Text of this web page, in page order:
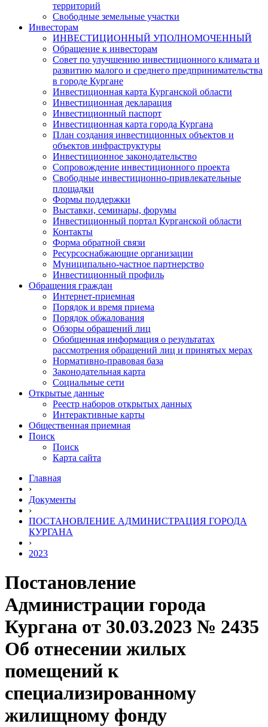
территорий
Свободные земельные участки
Инвесторам
ИНВЕСТИЦИОННЫЙ УПОЛНОМОЧЕННЫЙ
Обращение к инвесторам
Совет по улучшению инвестиционного климата и
развитию малого и среднего предпринимательства
в городе Кургане
Инвестиционная карта Курганской области
Инвестиционная декларация
Инвестиционный паспорт
Инвестиционная карта города Кургана
План создания инвестиционных объектов и
объектов инфраструктуры
Инвестиционное законодательство
Сопровождение инвестиционного проекта
Свободные инвестиционно-привлекательные
площадки
Формы поддержки
Выставки, семинары, форумы
Инвестиционный портал Курганской области
Контакты
Форма обратной связи
Ресурсоснабжающие организации
Муниципально-частное партнерство
Инвестиционный профиль
Обращения граждан
Интернет-приемная
Порядок и время приема
Порядок обжалования
Обзоры обращений лиц
Обобщенная информация о результатах
рассмотрения обращений лиц и принятых мерах
Нормативно-правовая база
Законодательная карта
Социальные сети
Открытые данные
Реестр наборов открытых данных
Интерактивные карты
Общественная приемная
Поиск
Поиск
Карта сайта
Главная
›
Документы
›
ПОСТАНОВЛЕНИЕ АДМИНИСТРАЦИЯ ГОРОДА
КУРГАНА
›
2023
Постановление
Администрации города
Кургана от 30.03.2023 № 2435
Об отнесении жилых
помещений к
специализированному
жилищному фонду